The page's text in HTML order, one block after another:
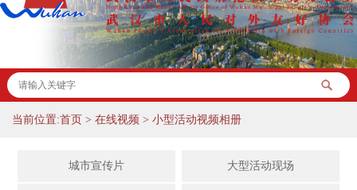
当前位置:首页 > 在线视频 > 小型活动视频相册
城市宣传片 大型活动现场